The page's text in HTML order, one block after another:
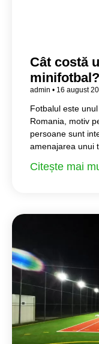
Cât costă
minifotbal?
admin 16 august
Fotbalul este
Romania, motiv
persoane sunt
amenajarea unui
Citește mai